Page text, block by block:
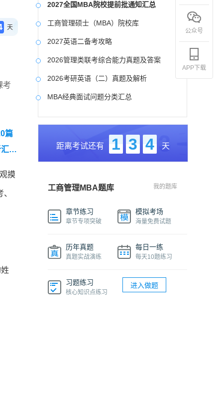
天
考
篇
总
摸
2027全国MBA院校提前批通知汇总
工商管理硕士（MBA）院校库
2027英语二备考攻略
2026管理类联考综合能力真题及答案
2026考研英语（二）真题及解析
MBA经典面试问题分类汇总
2017-2025近九年各科真题及详细解析
考研英语（二）试题库
2027写作备考攻略
距离考试还有 1 3 4 天
工商管理MBA题库 我的题库
章节练习
章节专项突破
模拟考场
海量免费试题
历年真题
真题实战演练
每日一练
每天10题练习
习题练习
核心知识点练习
进入做题
公众号
APP下载